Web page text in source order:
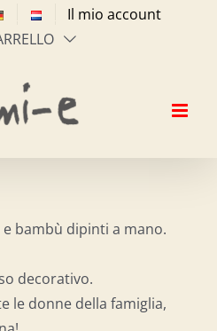
Il mio account
bambù dipinti a mano.
decorativo.
le donne della famiglia,